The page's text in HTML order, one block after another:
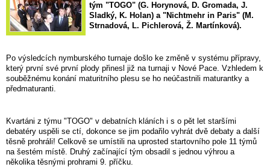
tým "TOGO" (G. Horynová, D. Gromada, J.
Sladký, K. Holan) a "Nichtmehr in Paris" (M.
Strnadová, L. Pichlerová, Ž. Martínková).
Po výsledcích nymburského turnaje došlo ke změně v systému přípravy,
který první své první plody přinesl již na turnaji v Nové Pace. Vzhledem k
souběžnému konání maturitního plesu se ho neúčastnili maturantky a
předmaturanti.
Kvartáni z týmu "TOGO" v debatních kláních i s o pět let staršími
debatéry uspěli se ctí, dokonce se jim podařilo vyhrát dvě debaty a další
těsně prohráli! Celkově se umístili na uprosted startovního pole 11 týmů
na šestém místě. Druhý začínající tým obsadil s jednou výhrou a
několika těsnými prohrami 9. příčku.